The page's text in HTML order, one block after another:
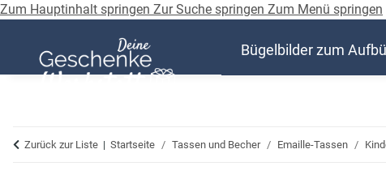
Zum Hauptinhalt springen Zur Suche springen Zum Menü springen
Bügelbilder zum
Zurück zur Liste Startseite Tassen und Becher Emaille-Tassen